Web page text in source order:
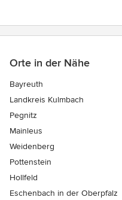
Orte in der Nähe
Bayreuth
Landkreis Kulmbach
Pegnitz
Mainleus
Weidenberg
Pottenstein
Hollfeld
Eschenbach in der Oberpfalz